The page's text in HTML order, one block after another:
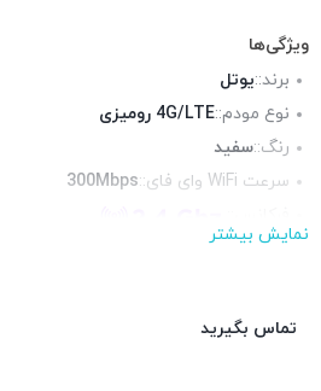
ویژگی‌ها
برند::یوتل
نوع مودم::4G/LTE رومیزی
رنگ::سفید
سرعت WiFi وای فای::
300Mbps
محیط قابل استفاده::
پورت USB ::
نمایش بیشتر
تماس بگیرید